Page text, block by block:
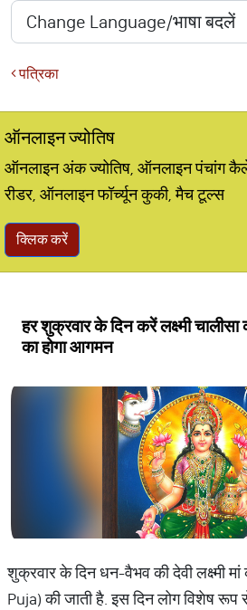
पत्रिका
ऑनलाइन ज्योतिष
ऑनलाइन अंक ज्योतिष, ऑनलाइन पंचांग
रीडर, ऑनलाइन फॉर्च्यून कुकी, मैच टूल्स
क्लिक करें
हर शुक्रवार के दिन करें लक्ष्मी
का होगा आगमन
शुक्रवार के दिन धन-वैभव की देवी लक्ष्मी
Puja) की जाती है. इस दिन लोग विशेष रूप